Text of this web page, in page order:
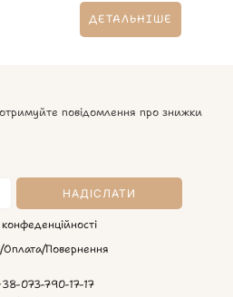
ДЕТАЛЬНІШЕ
повідомлення про знижки
Оплата/Повернення
073-790-17-17